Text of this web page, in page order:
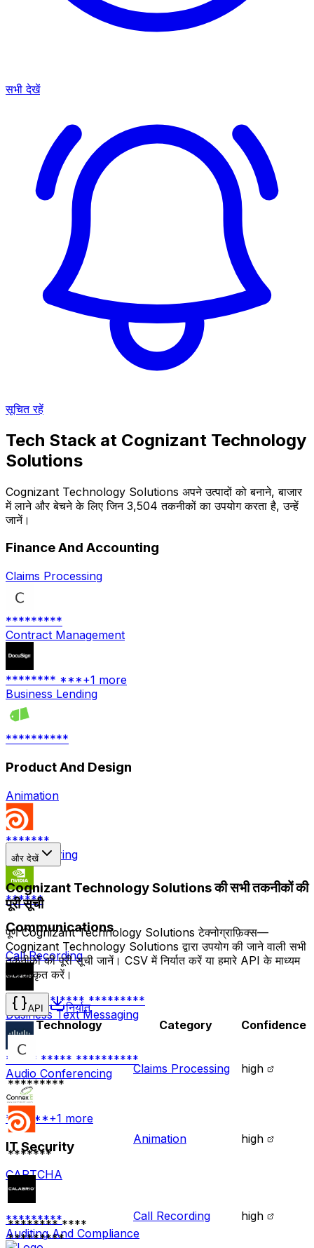
सभी देखें
सूचित रहें
Tech Stack at Cognizant Technology
Solutions
Cognizant Technology Solutions अपने उत्पादों को बनाने, बाजार
में लाने और बेचने के लिए जिन 3,504 तकनीकों का उपयोग करता है, उन्हें
जानें।
Finance And Accounting
Claims Processing
*********
Contract Management
******** ***+1 more
Business Lending
**********
Product And Design
Animation
*******
3D Rendering
******
Communications
Call Recording
******** **** *********
Business Text Messaging
***** ***** **********
Audio Conferencing
******+1 more
IT Security
CAPTCHA
*********
Auditing And Compliance
और देखें
Cognizant Technology Solutions की सभी तकनीकों की
पूरी सूची
पूर्ण Cognizant Technology Solutions टेक्नोग्राफ़िक्स—
Cognizant Technology Solutions द्वारा उपयोग की जाने वाली सभी
तकनीकों की पूरी सूची जानें। CSV में निर्यात करें या हमारे API के माध्यम
से एकीकृत करें।
API
निर्यात
Technology
Category Confidence
*********
Claims Processing high
*******
Animation high
******** ****
*********
Call Recording high